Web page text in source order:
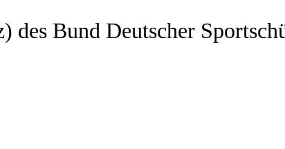
des Bund Deutscher